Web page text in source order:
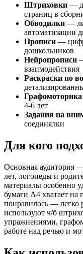
Горшок и я -
Готовим руку к
Графические
Графомоторика
Детские
Дисграфия
Занимательная
Новый год /
Новый год /
Новый год /
Новый год /
Знакомимся с
Играем и
Кодирование
Летний блокнот
Математика.
Межполушарное
Находилки лето
Нейропрописи
Нейропрописи
Нескучная
Новый год /
Штриховки —
страниц в
Обводилки —
автоматизации
Прописи —
дошкольников
Нейропрописи
взаимодействия
Раскраски по
Графомоторика
4-6 лет
Задания на
соединялки
Для кого
Основная аудитория
лет, логопеды и
материалы особенно
бумаги А4 хватает на
понравилось — легко
используют ч/б
упражнениями,
работе над речью и